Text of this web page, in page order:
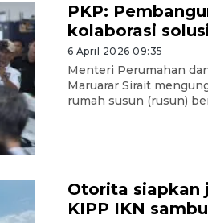
PKP:
kolaborasi
6 April 2026 09:35
Menteri Perumahan
Maruarar Sirait
rumah susun (rusun)
Otorita siapkan
KIPP IKN